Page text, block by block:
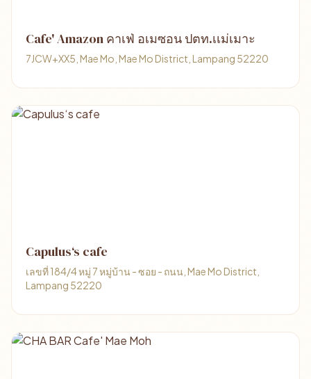
Cafe' Amazon คาเฟ่ อเมซอน ปตท.เเม่เมาะ
7JCW+XX5, Mae Mo, Mae Mo District, Lampang 52220
Capulus‘s cafe
เลขที่ 184/4 หมู่ 7 หมู่บ้าน - ซอย - ถนน, Mae Mo District,
Lampang 52220